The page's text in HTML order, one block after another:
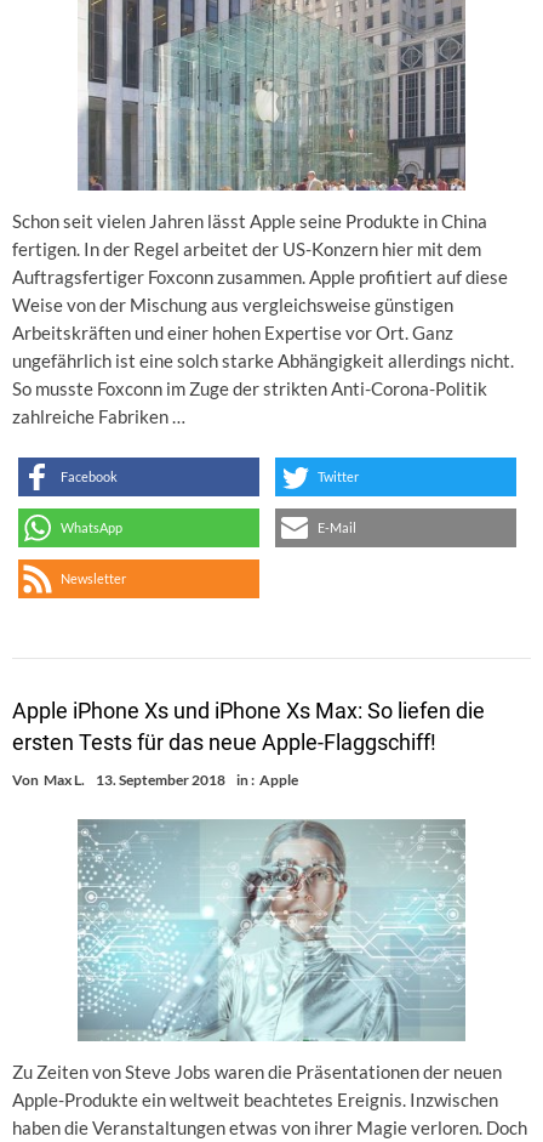
Schon seit vielen Jahren lässt Apple seine Produkte in China
fertigen. In der Regel arbeitet der US-Konzern hier mit dem
Auftragsfertiger Foxconn zusammen. Apple profitiert auf diese
Weise von der Mischung aus vergleichsweise günstigen
Arbeitskräften und einer hohen Expertise vor Ort. Ganz
ungefährlich ist eine solch starke Abhängigkeit allerdings nicht.
So musste Foxconn im Zuge der strikten Anti-Corona-Politik
zahlreiche Fabriken …
Facebook Twitter
WhatsApp E-Mail
Newsletter
Apple iPhone Xs und iPhone Xs Max: So liefen die
ersten Tests für das neue Apple-Flaggschiff!
Von Max L. 13. September 2018 in : Apple
Zu Zeiten von Steve Jobs waren die Präsentationen der neuen
Apple-Produkte ein weltweit beachtetes Ereignis. Inzwischen
haben die Veranstaltungen etwas von ihrer Magie verloren. Doch